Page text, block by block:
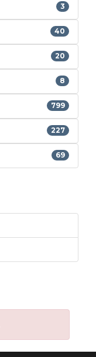
3
40
20
8
799
227
69